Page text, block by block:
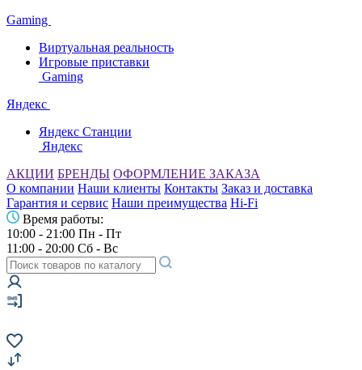
Gaming
Виртуальная реальность
Игровые приставки
Gaming
Яндекс
Яндекс Станции
Яндекс
АКЦИИ БРЕНДЫ ОФОРМЛЕНИЕ ЗАКАЗА
О компании Наши клиенты Контакты Заказ и доставка
Гарантия и сервис Наши преимущества Hi-Fi
Время работы:
10:00 - 21:00 Пн - Пт
11:00 - 20:00 Сб - Вс